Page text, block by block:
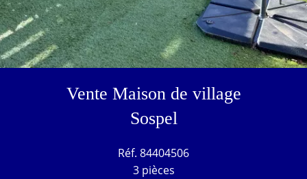
Vente Maison de village
Sospel
Réf. 84404506
3 pièces